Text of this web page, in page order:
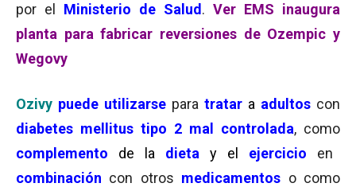
por el Ministerio de Salud . Ver EMS inaugura
planta para fabricar reversiones de Ozempic y
Wegovy
Ozivy puede utilizarse para tratar a adultos con
diabetes mellitus tipo 2 mal controlada, como
complemento de la dieta y el ejercicio en
combinación con otros medicamentos o como